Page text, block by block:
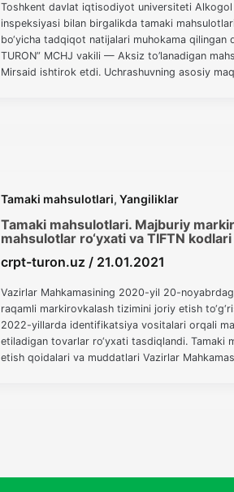
Toshkent davlat iqtisodiyot universiteti
inspeksiyasi bilan birgalikda tamaki
bo‘yicha tadqiqot natijalari muhokama qilingan
TURON” MCHJ vakili — Aksiz to’lanadigan
Mirsaid ishtirok etdi. Uchrashuvning asosiy
Tamaki mahsulotlari,Yangiliklar
Tamaki mahsulotlari. Majburiy
mahsulotlar ro‘yxati va TIFTN kodlari
crpt-turon.uz/ 21.01.2021
Vazirlar Mahkamasining 2020-yil 20-
raqamli markirovkalash tizimini joriy etish
2022-yillarda identifikatsiya vositalari orqali
etiladigan tovarlar ro‘yxati tasdiqlandi. Tamaki
etish qoidalari va muddatlari Vazirlar